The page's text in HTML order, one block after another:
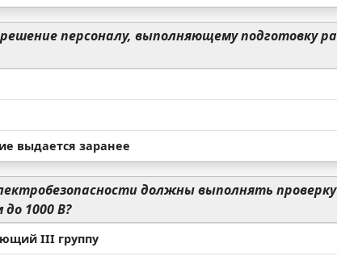
персоналу, выполняющему подготовку
выдается заранее
должны выполнять проверку
1000 В?
III группу